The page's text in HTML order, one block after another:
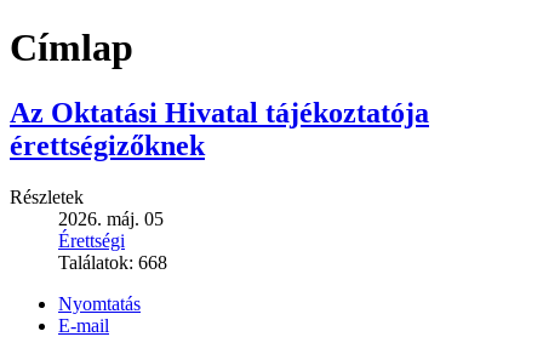
Címlap
Az Oktatási Hivatal tájékoztatója
érettségizőknek
Részletek
2026. máj. 05
Érettségi
Találatok: 668
Nyomtatás
E-mail